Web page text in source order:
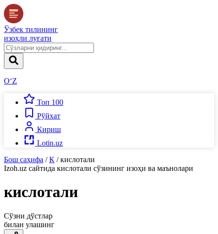
Ўзбек тилининг
изоҳли луғати
O‘Z
Топ 100
Рўйхат
Кириш
Lotin.uz
Бош саҳифа / К / кислотали
Izoh.uz сайтида кислотали сўзининг изоҳи ва маънолари
кислотали
Сўзни дўстлар
билан улашинг